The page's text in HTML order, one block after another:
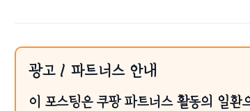
광고 / 파트너스 안내
이 포스팅은 쿠팡 파트너스 활동의 일환